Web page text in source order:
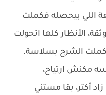
اللي بيحصله فكملت
الأنظار كلها اتحولت
كملت الشرح بسلاسة.
مكنش ارتياح،
أكتر، بقا مستني